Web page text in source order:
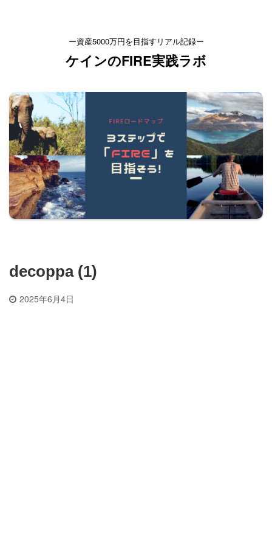
ー資産5000万円を目指すリアル記録ー
ケインのFIRE実践ラボ
decoppa (1)
2025年6月4日